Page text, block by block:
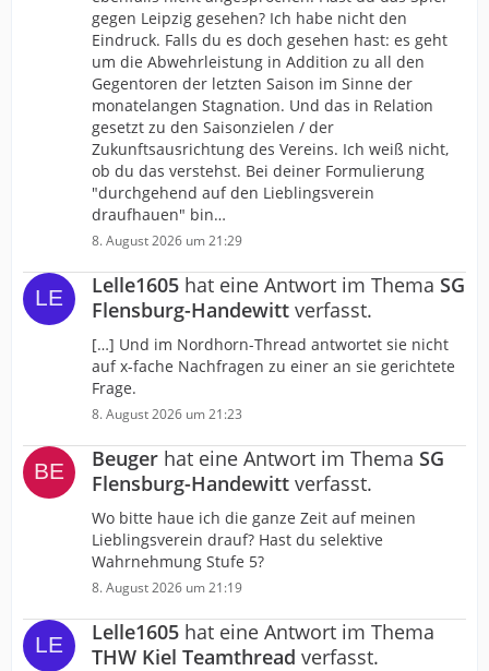
gegen Leipzig gesehen? Ich habe nicht den
Eindruck. Falls du es doch gesehen hast: es geht
um die Abwehrleistung in Addition zu all den
Gegentoren der letzten Saison im Sinne der
monatelangen Stagnation. Und das in Relation
gesetzt zu den Saisonzielen / der
Zukunftsausrichtung des Vereins. Ich weiß nicht,
ob du das verstehst. Bei deiner Formulierung
"durchgehend auf den Lieblingsverein
draufhauen" bin…
8. August 2026 um 21:29
Lelle1605 hat eine Antwort im Thema SG
Flensburg-Handewitt verfasst.
[…] Und im Nordhorn-Thread antwortet sie nicht
auf x-fache Nachfragen zu einer an sie gerichtete
Frage.
8. August 2026 um 21:23
Beuger hat eine Antwort im Thema SG
Flensburg-Handewitt verfasst.
Wo bitte haue ich die ganze Zeit auf meinen
Lieblingsverein drauf? Hast du selektive
Wahrnehmung Stufe 5?
8. August 2026 um 21:19
Lelle1605 hat eine Antwort im Thema
THW Kiel Teamthread verfasst.